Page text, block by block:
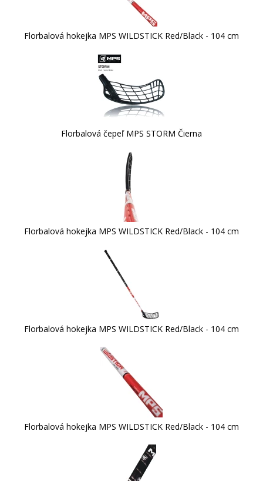
Florbalová hokejka MPS WILDSTICK Red/Black - 104 cm
Florbalová čepeľ MPS STORM Čierna
Florbalová hokejka MPS WILDSTICK Red/Black - 104 cm
Florbalová hokejka MPS WILDSTICK Red/Black - 104 cm
Florbalová hokejka MPS WILDSTICK Red/Black - 104 cm